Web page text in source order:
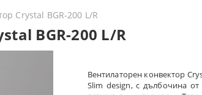
Crystal BGR-200 L/R
BGR-200 L/R
Вентилаторен конвектор
Slim design, с дълбочина